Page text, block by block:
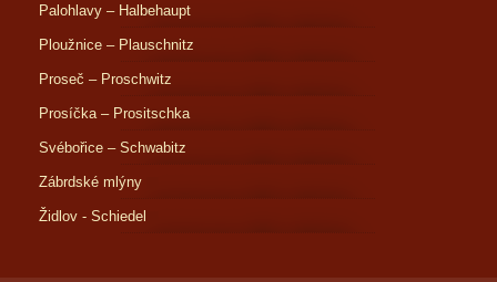
Palohlavy – Halbehaupt
Ploužnice – Plauschnitz
Proseč – Proschwitz
Prosíčka – Prositschka
Svébořice – Schwabitz
Zábrdské mlýny
Židlov - Schiedel